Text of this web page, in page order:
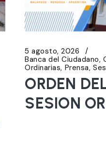
5 agosto, 2026
Banca del Ciudadano
Ordinarias Prensa
ORDEN
SESION